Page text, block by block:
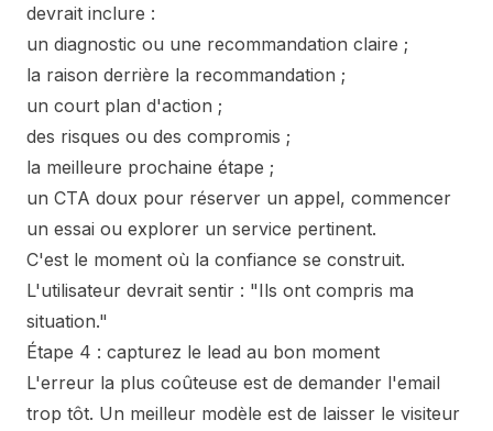
devrait inclure :
un diagnostic ou une recommandation claire ;
la raison derrière la recommandation ;
un court plan d'action ;
des risques ou des compromis ;
la meilleure prochaine étape ;
un CTA doux pour réserver un appel, commencer
un essai ou explorer un service pertinent.
C'est le moment où la confiance se construit.
L'utilisateur devrait sentir : "Ils ont compris ma
situation."
Étape 4 : capturez le lead au bon moment
L'erreur la plus coûteuse est de demander l'email
trop tôt. Un meilleur modèle est de laisser le visiteur